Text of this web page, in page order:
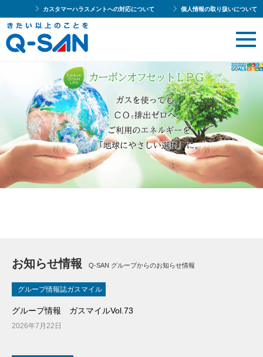
個人情報の取り扱いについて
カスタマーハラスメントへの対応について
お知らせ情報 Q-SAN グループからのお知らせ情報
グループ情報誌ガスマイル
グループ情報 ガスマイルVol.73
2026年7月22日